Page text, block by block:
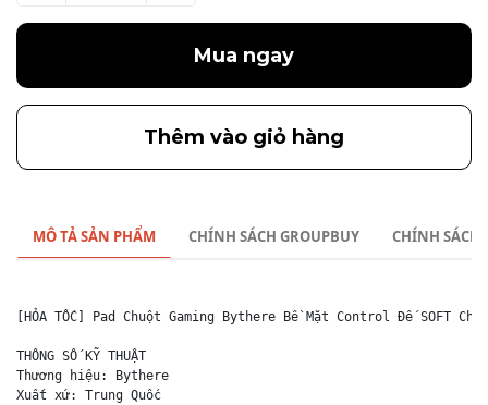
Mua ngay
Thêm vào giỏ hàng
MÔ TẢ SẢN PHẨM CHÍNH SÁCH GROUPBUY CHÍNH SÁCH
[HỎA TỐC] Pad Chuột Gaming Bythere Bề Mặt Control Đế SOFT
THÔNG SỐ KỸ THUẬT
Thương hiệu: Bythere
Xuất xứ: Trung Quốc